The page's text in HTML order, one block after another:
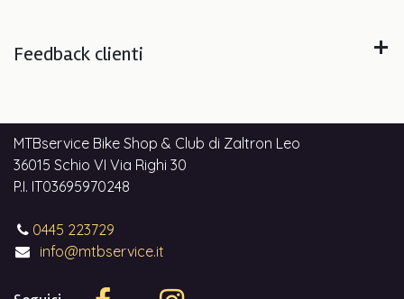
Feedback clienti
MTBservice Bike Shop & Club di Zaltron Leo
36015 Schio VI Via Righi 30
P.I. IT03695970248
0445 223729
info@mtbservice.it